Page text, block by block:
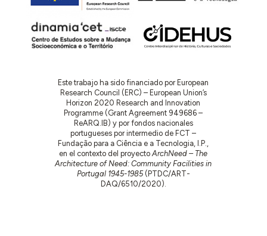
Este trabajo ha sido financiado por European
Research Council (ERC) – European Union’s
Horizon 2020 Research and Innovation
Programme (Grant Agreement 949686 –
ReARQ.IB) y por fondos nacionales
portugueses por intermedio de FCT –
Fundação para a Ciência e a Tecnologia, I.P.,
en el contexto del proyectoArchNeed – The
Architecture of Need: Community Facilities in
Portugal 1945-1985(PTDC/ART-
DAQ/6510/2020).